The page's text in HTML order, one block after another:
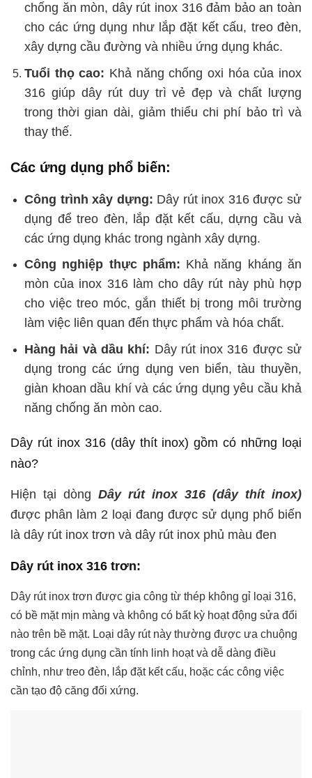
chống ăn mòn, dây rút inox 316 đảm bảo an toàn
cho các ứng dụng như lắp đặt kết cấu, treo đèn,
xây dựng cầu đường và nhiều ứng dụng khác.
Tuổi thọ cao: Khả năng chống oxi hóa của inox
316 giúp dây rút duy trì vẻ đẹp và chất lượng
trong thời gian dài, giảm thiểu chi phí bảo trì và
thay thế.
Các ứng dụng phổ biến:
Công trình xây dựng: Dây rút inox 316 được sử
dụng để treo đèn, lắp đặt kết cấu, dựng cầu và
các ứng dụng khác trong ngành xây dựng.
Công nghiệp thực phẩm: Khả năng kháng ăn
mòn của inox 316 làm cho dây rút này phù hợp
cho việc treo móc, gắn thiết bị trong môi trường
làm việc liên quan đến thực phẩm và hóa chất.
Hàng hải và dầu khí: Dây rút inox 316 được sử
dụng trong các ứng dụng ven biển, tàu thuyền,
giàn khoan dầu khí và các ứng dụng yêu cầu khả
năng chống ăn mòn cao.
Dây rút inox 316 (dây thít inox) gồm có những loại
nào?
Hiện tại dòng Dây rút inox 316 (dây thít inox)
được phân làm 2 loại đang được sử dụng phổ biến
là dây rút inox trơn và dây rút inox phủ màu đen
Dây rút inox 316 trơn:
Dây rút inox trơn được gia công từ thép không gỉ loại 316,
có bề mặt mịn màng và không có bất kỳ hoạt động sửa đổi
nào trên bề mặt. Loại dây rút này thường được ưa chuộng
trong các ứng dụng cần tính linh hoạt và dễ dàng điều
chỉnh, như treo đèn, lắp đặt kết cấu, hoặc các công việc
cần tạo độ căng đối xứng.